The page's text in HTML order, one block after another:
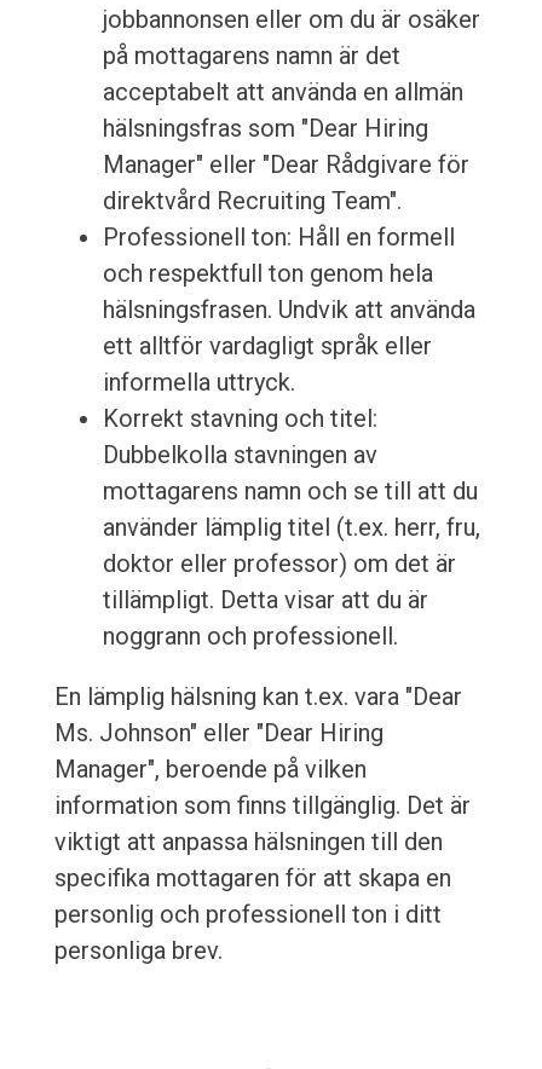
jobbannonsen eller om du är osäker
på mottagarens namn är det
acceptabelt att använda en allmän
hälsningsfras som "Dear Hiring
Manager" eller "Dear Rådgivare för
direktvård Recruiting Team".
Professionell ton: Håll en formell
och respektfull ton genom hela
hälsningsfrasen. Undvik att använda
ett alltför vardagligt språk eller
informella uttryck.
Korrekt stavning och titel:
Dubbelkolla stavningen av
mottagarens namn och se till att du
använder lämplig titel (t.ex. herr, fru,
doktor eller professor) om det är
tillämpligt. Detta visar att du är
noggrann och professionell.
En lämplig hälsning kan t.ex. vara "Dear
Ms. Johnson" eller "Dear Hiring
Manager", beroende på vilken
information som finns tillgänglig. Det är
viktigt att anpassa hälsningen till den
specifika mottagaren för att skapa en
personlig och professionell ton i ditt
personliga brev.